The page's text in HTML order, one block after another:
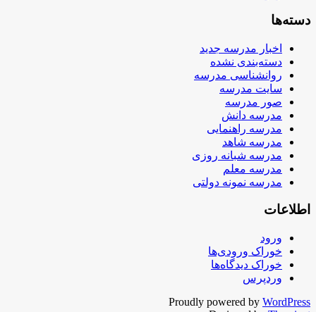
دسته‌ها
اخبار مدرسه جدید
دسته‌بندی نشده
روانشناسی مدرسه
سایت مدرسه
صور مدرسه
مدرسه دانش
مدرسه راهنمایی
مدرسه شاهد
مدرسه شبانه روزی
مدرسه معلم
مدرسه نمونه دولتی
اطلاعات
ورود
خوراک ورودی‌ها
خوراک دیدگاه‌ها
وردپرس
Proudly powered by WordPress